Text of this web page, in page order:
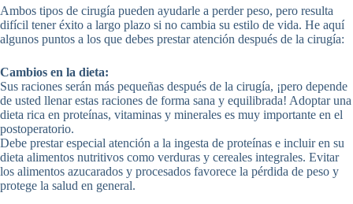
Ambos tipos de cirugía pueden ayudarle a perder peso, pero resulta
difícil tener éxito a largo plazo si no cambia su estilo de vida. He aquí
algunos puntos a los que debes prestar atención después de la cirugía:
Cambios en la dieta:
Sus raciones serán más pequeñas después de la cirugía, ¡pero depende
de usted llenar estas raciones de forma sana y equilibrada! Adoptar una
dieta rica en proteínas, vitaminas y minerales es muy importante en el
postoperatorio.
Debe prestar especial atención a la ingesta de proteínas e incluir en su
dieta alimentos nutritivos como verduras y cereales integrales. Evitar
los alimentos azucarados y procesados favorece la pérdida de peso y
protege la salud en general.